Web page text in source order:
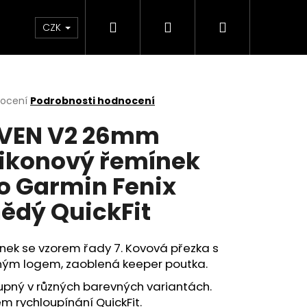
CZK Hledat PřihlášeníNákupní
Podrobnosti hodnocení
V2 26mm
řemínek
Garmin Fenix
QuickFit
se vzorem řady 7. Kovová přezka s
logem, zaoblená keeper poutka.
v různých barevných variantách.
rychloupínání QuickFit.